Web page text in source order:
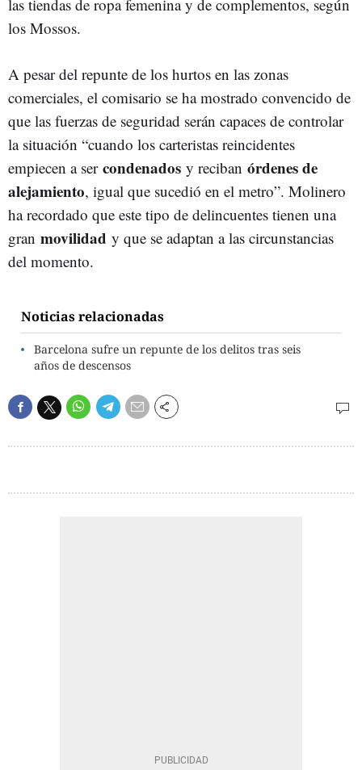
las tiendas de ropa femenina y de complementos, según
los Mossos.
A pesar del repunte de los hurtos en las zonas
comerciales, el comisario se ha mostrado convencido de
que las fuerzas de seguridad serán capaces de controlar
la situación “cuando los carteristas reincidentes
empiecen a ser condenados y reciban órdenes de
alejamiento, igual que sucedió en el metro”. Molinero
ha recordado que este tipo de delincuentes tienen una
gran movilidad y que se adaptan a las circunstancias
del momento.
Noticias relacionadas
Barcelona sufre un repunte de los delitos tras seis
años de descensos